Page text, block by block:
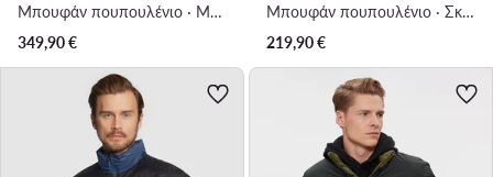
Μπουφάν πουπουλένιο · Μπεζ
349,90€
Μπουφάν πουπουλένιο · Σκούρο μπλε
219,90€